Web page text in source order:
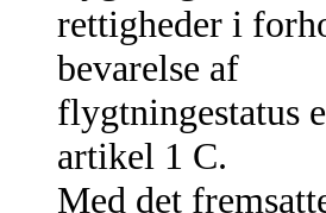
rettigheder i
bevarelse af
flygtningestatus
artikel 1 C.
Med det